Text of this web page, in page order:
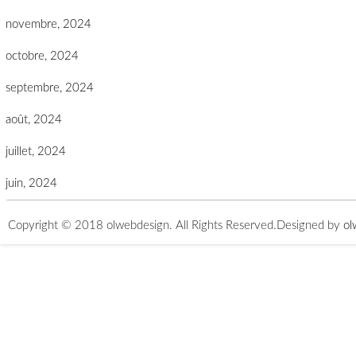
novembre, 2024
octobre, 2024
septembre, 2024
août, 2024
juillet, 2024
juin, 2024
Copyright © 2018 olwebdesign. All Rights Reserved. Designed by